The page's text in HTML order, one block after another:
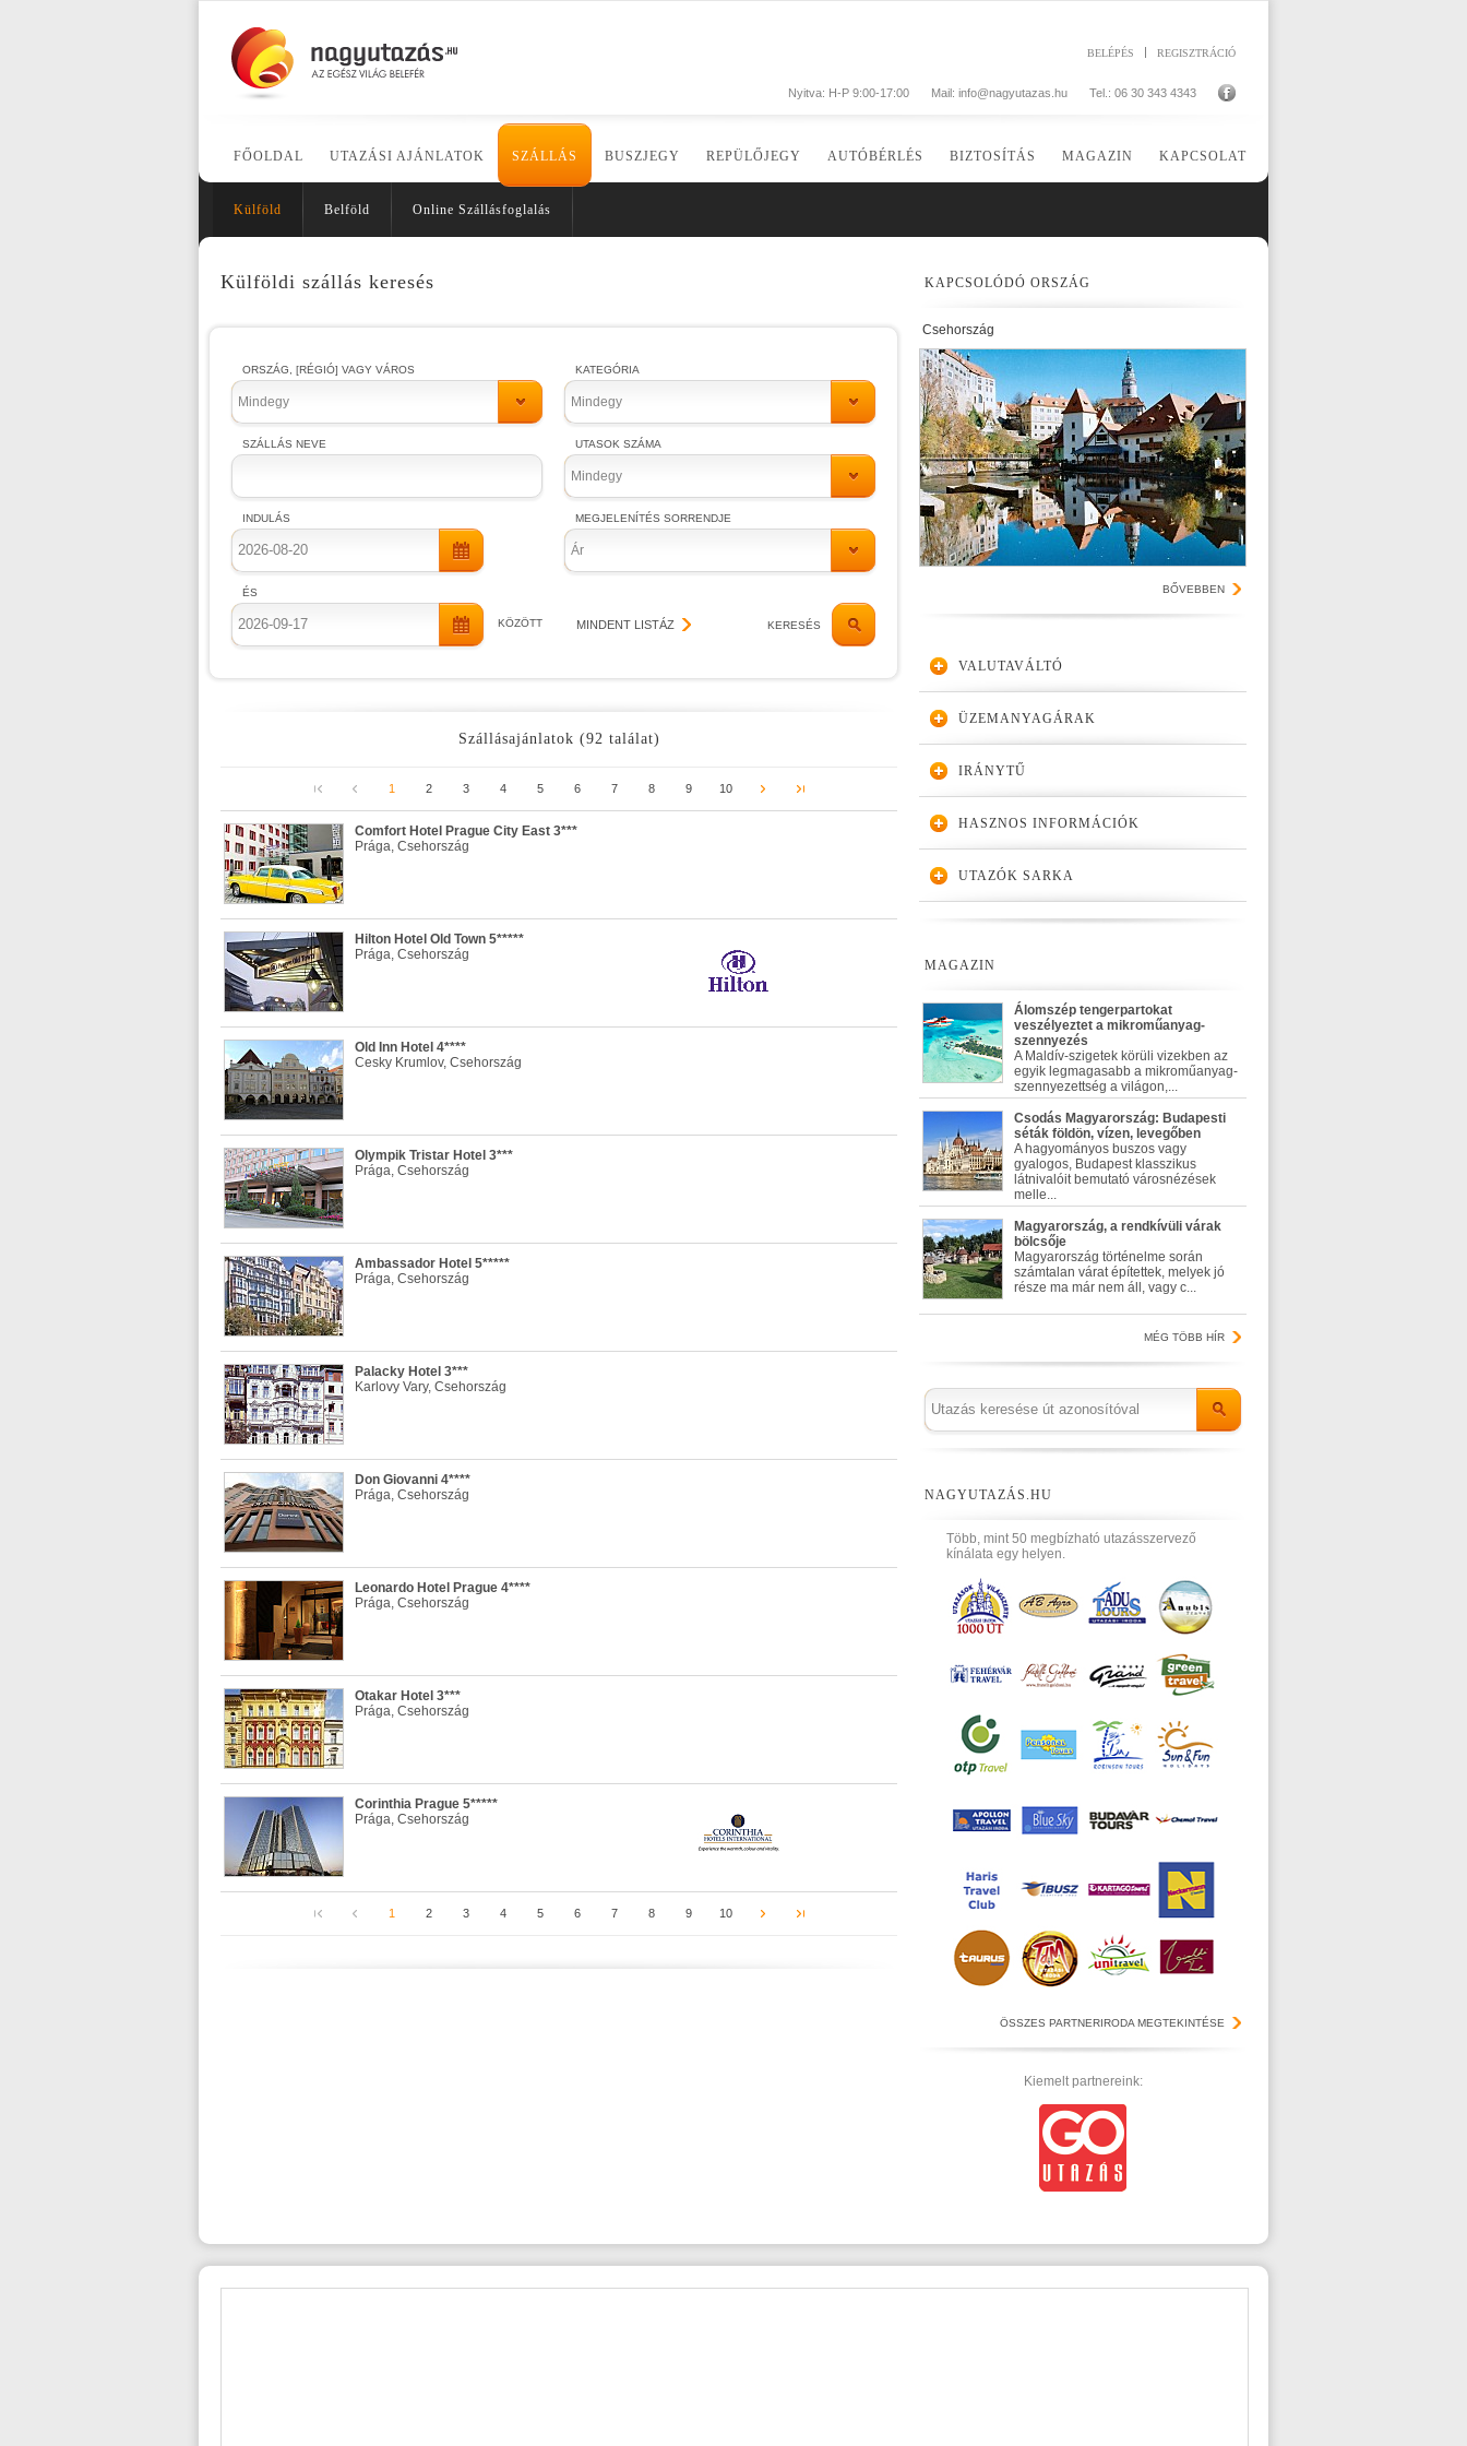
REGISZTRÁCIÓ
BELÉPÉS
Tel.: 06 30 343 4343
Mail: info@nagyutazas.hu
Nyitva: H-P 9:00-17:00
FŐOLDAL UTAZÁSI AJÁNLATOK SZÁLLÁS BUSZJEGY REPÜLŐJEGY AUTÓBÉRLÉS BIZTOSÍTÁS MAGAZIN KAPCSOLAT
Külföld Belföld Online Szállásfoglalás
Külföldi szállás keresés
ORSZÁG, [RÉGIÓ] VAGY VÁROS
Mindegy
SZÁLLÁS NEVE
INDULÁS
ÉS
KÖZÖTT
KATEGÓRIA
Mindegy
UTASOK SZÁMA
Mindegy
MEGJELENÍTÉS SORRENDJE
Ár
KERESÉS
MINDENT LISTÁZ
Szállásajánlatok (92 találat)
1 2 3 4 5 6 7 8 9 10
Comfort Hotel Prague City East 3***
Prága, Csehország
Hilton Hotel Old Town 5*****
Prága, Csehország
Old Inn Hotel 4****
Cesky Krumlov, Csehország
Olympik Tristar Hotel 3***
Prága, Csehország
Ambassador Hotel 5*****
Prága, Csehország
Palacky Hotel 3***
Karlovy Vary, Csehország
Don Giovanni 4****
Prága, Csehország
Leonardo Hotel Prague 4****
Prága, Csehország
Otakar Hotel 3***
Prága, Csehország
Corinthia Prague 5*****
Prága, Csehország
1 2 3 4 5 6 7 8 9 10
KAPCSOLÓDÓ ORSZÁG
Csehország
BŐVEBBEN
VALUTAVÁLTÓ
ÜZEMANYAGÁRAK
IRÁNYTŰ
HASZNOS INFORMÁCIÓK
UTAZÓK SARKA
MAGAZIN
Álomszép tengerpartokat
veszélyeztet a mikroműanyag-
szennyezés
A Maldív-szigetek körüli vizekben az
egyik legmagasabb a mikroműanyag-
szennyezettség a világon,...
Csodás Magyarország: Budapesti
séták földön, vízen, levegőben
A hagyományos buszos vagy
gyalogos, Budapest klasszikus
látnivalóit bemutató városnézések
melle...
Magyarország, a rendkívüli várak
bölcsője
Magyarország történelme során
számtalan várat építettek, melyek jó
része ma már nem áll, vagy c...
MÉG TÖBB HÍR
NAGYUTAZÁS.HU
Több, mint 50 megbízható utazásszervező
kínálata egy helyen.
ÖSSZES PARTNERIRODA MEGTEKINTÉSE
Kiemelt partnereink: